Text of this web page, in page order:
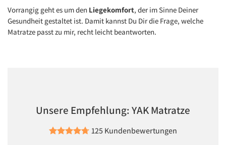
Vorrangig geht es um den Liegekomfort, der im Sinne Deiner
Gesundheit gestaltet ist. Damit kannst Du Dir die Frage, welche
Matratze passt zu mir, recht leicht beantworten.
Unsere Empfehlung: YAK Matratze
125 Kundenbewertungen